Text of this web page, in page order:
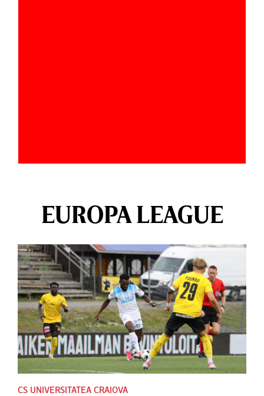
EUROPA LEAGUE
CS UNIVERSITATEA CRAIOVA